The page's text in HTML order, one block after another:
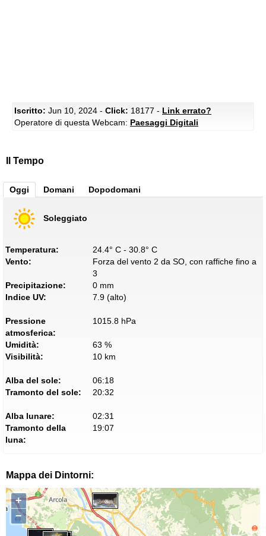
Iscritto: Jun 10, 2024 - Click: 18177 - Link errato?
Operatore di questa Webcam: Paesaggi Digitali
Il Tempo
Oggi Domani Dopodomani
Soleggiato
Temperatura:
24.4° C - 30.8° C
Vento:
Forza del vento 2 da SO, con raffiche fino a
3
Precipitazione:
0 mm
Indice UV:
7.9 (alto)
Pressione
atmosferica:
1015.8 hPa
Umidità:
63 %
Visibilità:
10 km
Alba del sole:
06:18
Tramonto del sole:
20:32
Alba lunare:
02:31
Tramonto della
luna:
19:07
Mappa dei Dintorni:
+
−